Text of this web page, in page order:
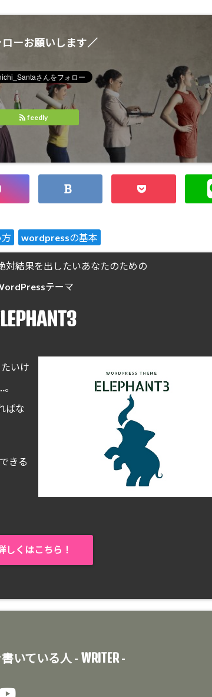
ーお願いします／
feedly
方 wordpressの基本
対結果を出したいあなたのための
テーマ
いけ
ばな
きる
しくはこちら！
いている人 - WRITER -